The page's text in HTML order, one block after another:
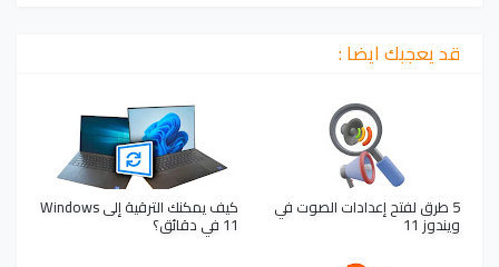
قد يعجبك ايضا :
5 طرق لفتح إعدادات الصوت في
ويندوز 11
كيف يمكنك الترقية إلى Windows
11 في دقائق؟